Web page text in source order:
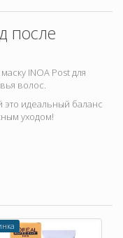
после
INOA Post для
волос.
идеальный баланс
уходом!